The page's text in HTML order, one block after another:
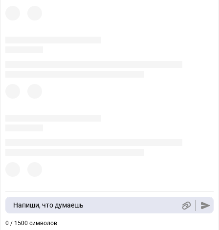
Напиши, что думаешь
0 / 1500 символов